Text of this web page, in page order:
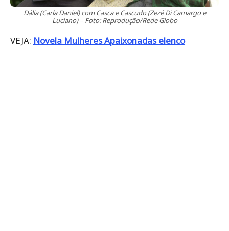
Dália (Carla Daniel) com Casca e Cascudo (Zezé Di Camargo e
Luciano) – Foto: Reprodução/Rede Globo
VEJA: Novela Mulheres Apaixonadas elenco